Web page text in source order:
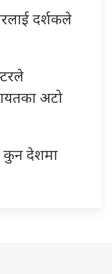
दर्शकले
अटो
कुन देशमा